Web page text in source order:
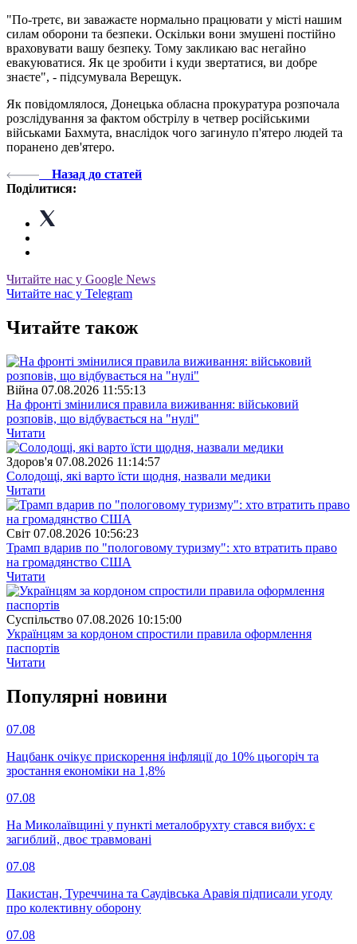
"По-третє, ви заважаєте нормально працювати у місті нашим
силам оборони та безпеки. Оскільки вони змушені постійно
враховувати вашу безпеку. Тому закликаю вас негайно
евакуюватися. Як це зробити і куди звертатися, ви добре
знаєте", - підсумувала Верещук.
Як повідомлялося, Донецька обласна прокуратура розпочала
розслідування за фактом обстрілу в четвер російськими
військами Бахмута, внаслідок чого загинуло п'ятеро людей та
поранено дев'ятеро.
Назад до статей
Поділитися:
Читайте нас у Google News
Читайте нас у Telegram
Читайте також
Війна 07.08.2026 11:55:13
На фронті змінилися правила виживання: військовий
розповів, що відбувається на "нулі"
Читати
Здоров'я 07.08.2026 11:14:57
Солодощі, які варто їсти щодня, назвали медики
Читати
Свiт 07.08.2026 10:56:23
Трамп вдарив по "пологовому туризму": хто втратить право
на громадянство США
Читати
Суспiльство 07.08.2026 10:15:00
Українцям за кордоном спростили правила оформлення
паспортів
Читати
Популярнi новини
07.08
Нацбанк очікує прискорення інфляції до 10% цьогоріч та
зростання економіки на 1,8%
07.08
На Миколаївщині у пункті металобрухту стався вибух: є
загиблий, двоє травмовані
07.08
Пакистан, Туреччина та Саудівська Аравія підписали угоду
про колективну оборону
07.08